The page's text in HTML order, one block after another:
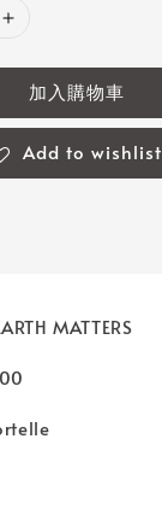
加入購物車
Add to wishlist
MATTERS